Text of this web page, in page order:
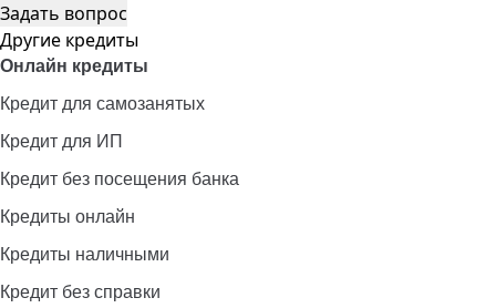
Задать вопрос
Другие кредиты
Онлайн кредиты
Кредит для самозанятых
Кредит для ИП
Кредит без посещения банка
Кредиты онлайн
Кредиты наличными
Кредит без справки